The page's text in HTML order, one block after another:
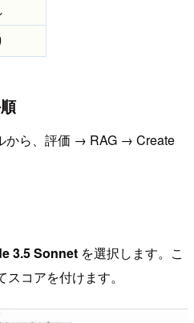
から、評価 → RAG → Create
3.5 Sonnet を選択します。こ
コアを付けます。